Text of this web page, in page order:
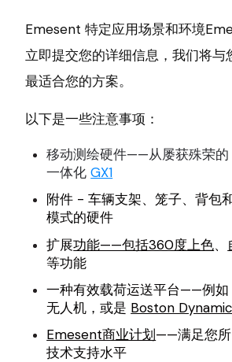
Emesent 特定应用场景和环境
立即提交您的详细信息，我们将与
最适合您的方案。
以下是一些注意事项：
移动测绘硬件——从屡获殊荣的
一体化GX1
附件 - 车辆支架、笼子、背包
模式的硬件
扩展功能——包括360度上色、
等功能
一种有效载荷运送平台——例如
无人机，或是 Boston
Emesent商业计划——满足您所
技术支持水平